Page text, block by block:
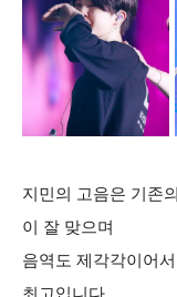
지민의 고음은 기존
이 잘 맞으며
음역도 제각각이어